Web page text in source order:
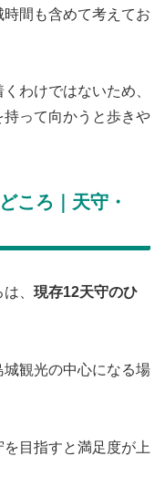
間も含めて考えてお
わけではないため、
って向かうと歩きや
ころ｜天守・
、 現存12天守のひ
観光の中心になる場
目指すと満足度が上